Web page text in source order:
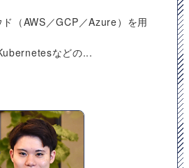
ド（AWS／GCP／Azure）を用
などの...